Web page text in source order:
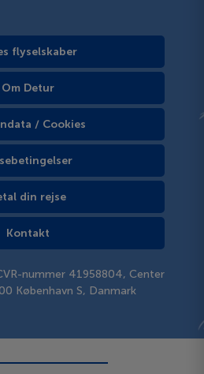
flyselskaber
Om Detur
/ Cookies
din rejse
Kontakt
nummer 41958804, Center
København S, Danmark